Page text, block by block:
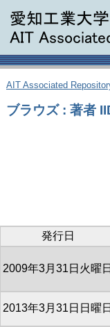
AIT Associated
ブラウズ : 著者
発行日
2009年3月31日火曜日
2013年3月31日日曜日